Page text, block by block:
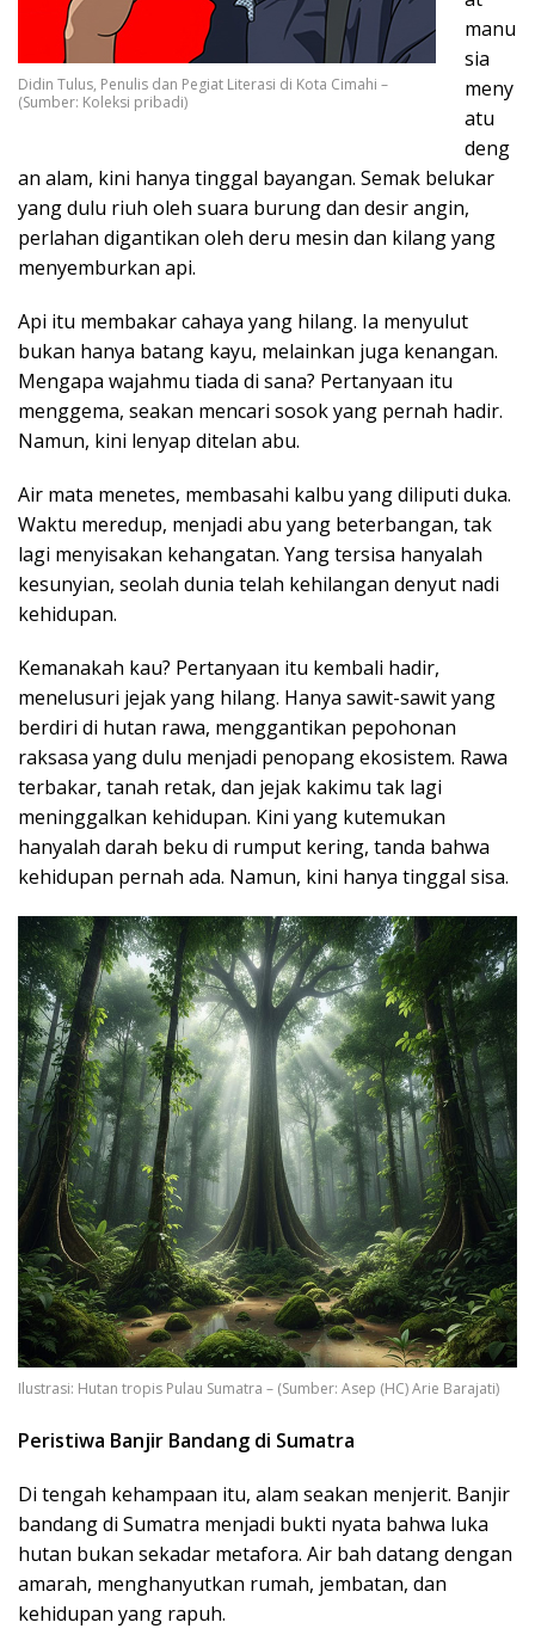
Didin Tulus, Penulis dan Pegiat Literasi di Kota Cimahi –
(Sumber: Koleksi pribadi)
manu
sia
meny
atu
deng
an alam, kini hanya tinggal bayangan. Semak belukar
yang dulu riuh oleh suara burung dan desir angin,
perlahan digantikan oleh deru mesin dan kilang yang
menyemburkan api.
Api itu membakar cahaya yang hilang. Ia menyulut
bukan hanya batang kayu, melainkan juga kenangan.
Mengapa wajahmu tiada di sana? Pertanyaan itu
menggema, seakan mencari sosok yang pernah hadir.
Namun, kini lenyap ditelan abu.
Air mata menetes, membasahi kalbu yang diliputi duka.
Waktu meredup, menjadi abu yang beterbangan, tak
lagi menyisakan kehangatan. Yang tersisa hanyalah
kesunyian, seolah dunia telah kehilangan denyut nadi
kehidupan.
Kemanakah kau? Pertanyaan itu kembali hadir,
menelusuri jejak yang hilang. Hanya sawit-sawit yang
berdiri di hutan rawa, menggantikan pepohonan
raksasa yang dulu menjadi penopang ekosistem. Rawa
terbakar, tanah retak, dan jejak kakimu tak lagi
meninggalkan kehidupan. Kini yang kutemukan
hanyalah darah beku di rumput kering, tanda bahwa
kehidupan pernah ada. Namun, kini hanya tinggal sisa.
Ilustrasi: Hutan tropis Pulau Sumatra – (Sumber: Asep (HC) Arie Barajati)
Peristiwa Banjir Bandang di Sumatra
Di tengah kehampaan itu, alam seakan menjerit. Banjir
bandang di Sumatra menjadi bukti nyata bahwa luka
hutan bukan sekadar metafora. Air bah datang dengan
amarah, menghanyutkan rumah, jembatan, dan
kehidupan yang rapuh.